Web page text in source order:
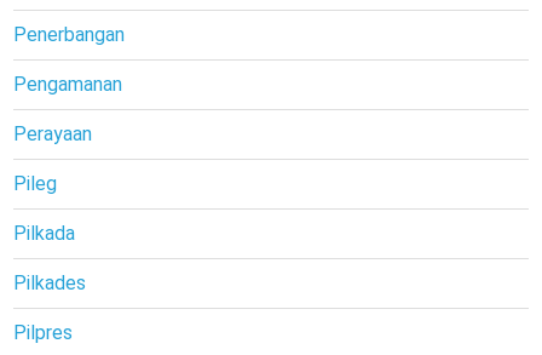
Penerbangan
Pengamanan
Perayaan
Pileg
Pilkada
Pilkades
Pilpres